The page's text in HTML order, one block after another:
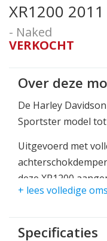
XR1200
- Naked
VERKOCHT
Over deze
De Harley
Sportster model
Uitgevoerd met
deze XR1200
en het gewicht van
Davidson op de
+ lees volledige
Specificaties